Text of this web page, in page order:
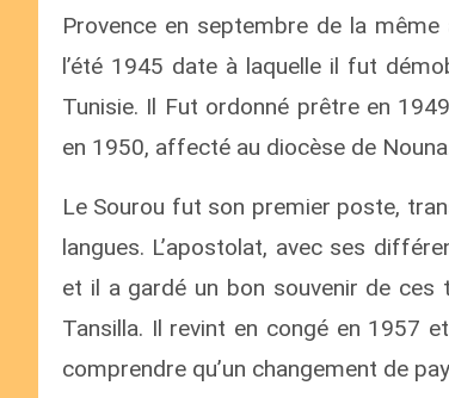
Provence en septembre de la même
l’été 1945 date à laquelle il fut
Tunisie. Il Fut ordonné prêtre en
en 1950, affecté au diocèse de
Le Sourou fut son premier poste,
langues. L’apostolat, avec ses
et il a gardé un bon souvenir de
Tansilla. Il revint en congé en 1957
comprendre qu’un changement de